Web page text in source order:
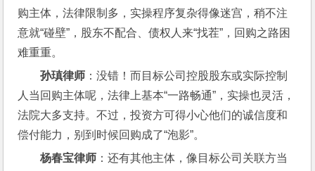
购主体，法律限制多，实操程序复杂得像迷宫，稍不注
意就“碰壁”，股东不配合、债权人来“找茬”，回购之路困
难重重。
孙瑱律师 ：没错！而目标公司控股股东或实际控制
人当回购主体呢，法律上基本“一路畅通”，实操也灵活，
法院大多支持。不过，投资方可得小心他们的诚信度和
偿付能力，别到时候回购成了“泡影”。
杨春宝律师 ：还有其他主体，像目标公司关联方当